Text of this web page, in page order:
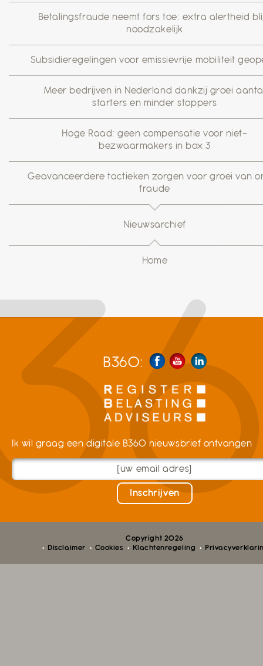
Betalingsfraude neemt fors toe: extra alertheid
noodzakelijk
Subsidieregelingen voor emissievrije mobiliteit
Meer bedrijven in Nederland dankzij groei
starters en minder stoppers
Hoge Raad: geen compensatie voor niet-
bezwaarmakers in box 3
Geavanceerdere tactieken zorgen voor groei van
fraude
Nieuwsarchief
Home
B360:
Ik wil graag een digitale B360 nieuwsbrief ontvangen
Copyright 2026
Disclaimer
Cookies Klachtenregeling